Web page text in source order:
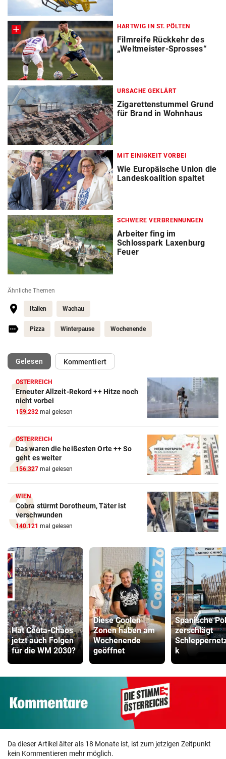
HARTWIG IN ST. PÖLTEN
Filmreife Rückkehr des
„Weltmeister-Sprosses“
URSACHE GEKLÄRT
Zigarettenstummel Grund
für Brand in Wohnhaus
MIT EINIGKEIT VORBEI
Wie Europäische Union die
Landeskoalition spaltet
SCHWERE VERBRENNUNGEN
Arbeiter fing im
Schlosspark Laxenburg
Feuer
Ähnliche Themen
Italien Wachau
Pizza Winterpause Wochenende
Gelesen(ausgewählt)Kommentiert
ÖSTERREICH
Erneuter Allzeit-Rekord ++ Hitze noch
nicht vorbei
159.232 mal gelesen
ÖSTERREICH
Das waren die heißesten Orte ++ So
geht es weiter
156.327 mal gelesen
WIEN
Cobra stürmt Dorotheum, Täter ist
verschwunden
140.121 mal gelesen
Hat Ceuta-Chaos
jetzt auch Folgen
für die WM 2030?
Diese Coolen
Zonen haben am
Wochenende
geöffnet
Spanische
zerschlägt
k
Da dieser Artikel älter als 18 Monate ist, ist zum jetzigen Zeitpunkt
kein Kommentieren mehr möglich.